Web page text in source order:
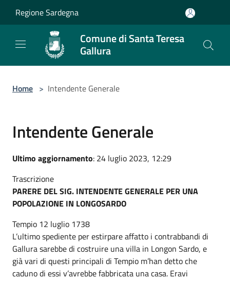
Regione Sardegna
Comune di Santa Teresa
Gallura
Home > Intendente Generale
Intendente Generale
Ultimo aggiornamento: 24 luglio 2023, 12:29
Trascrizione
PARERE DEL SIG. INTENDENTE GENERALE PER UNA
POPOLAZIONE IN LONGOSARDO
Tempio 12 luglio 1738
L’ultimo spediente per estirpare affatto i contrabbandi di
Gallura sarebbe di costruire una villa in Longon Sardo, e
già vari di questi principali di Tempio m’han detto che
caduno di essi v’avrebbe fabbricata una casa. Eravi